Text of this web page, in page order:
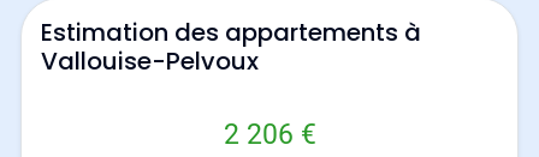
Estimation des appartements à
Vallouise-Pelvoux
2 206 €